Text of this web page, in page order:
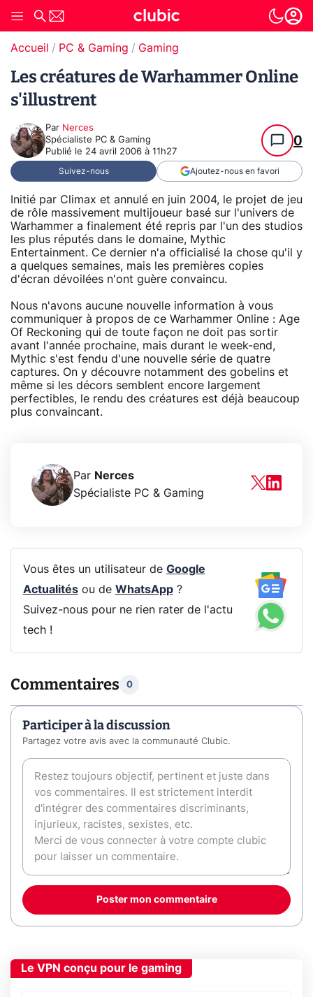
Accueil PC & Gaming Gaming
Les créatures de Warhammer Online
s'illustrent
Par Nerces
Spécialiste PC & Gaming
Publié le 24 avril 2006 à 11h27
0
Suivez-nous Ajoutez-nous en favori
Initié par Climax et annulé en juin 2004, le projet de jeu
de rôle massivement multijoueur basé sur l'univers de
Warhammer a finalement été repris par l'un des studios
les plus réputés dans le domaine, Mythic
Entertainment. Ce dernier n'a officialisé la chose qu'il y
a quelques semaines, mais les premières copies
d'écran dévoilées n'ont guère convaincu.
Nous n'avons aucune nouvelle information à vous
communiquer à propos de ce Warhammer Online : Age
Of Reckoning qui de toute façon ne doit pas sortir
avant l'année prochaine, mais durant le week-end,
Mythic s'est fendu d'une nouvelle série de quatre
captures. On y découvre notamment des gobelins et
même si les décors semblent encore largement
perfectibles, le rendu des créatures est déjà beaucoup
plus convaincant.
Par Nerces
Spécialiste PC & Gaming
Vous êtes un utilisateur de Google
Actualitésou de WhatsApp?
Suivez-nous pour ne rien rater de l'actu
tech !
Commentaires 0
Participer à la discussion
Partagez votre avis avec la communauté Clubic.
Poster mon commentaire
Le VPN conçu pour le gaming